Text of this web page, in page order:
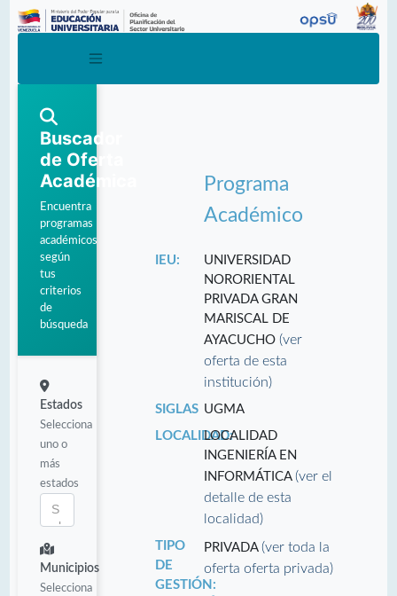
Buscador
de Oferta
Académica
Encuentra
programas
académicos
según
tus
criterios
de
búsqueda
Estados
Selecciona
uno o
más
estados
Municipios
Selecciona
Programa
Académico
IEU:
UNIVERSIDAD
NORORIENTAL
PRIVADA GRAN
MARISCAL DE
AYACUCHO(ver
oferta de esta
institución)
SIGLAS UGMA
LOCALIDAD:LOCALIDAD
INGENIERÍA EN
INFORMÁTICA(ver el
detalle de esta
localidad)
TIPO
DE
GESTIÓN:
PRIVADA(ver toda la
oferta oferta privada)